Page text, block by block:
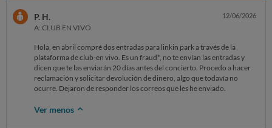
P. H.
A: CLUB EN VIVO
12/06/2026
Hola, en abril compré dos entradas para linkin park a través de la
plataforma de club-en vivo. Es un fraud*, no te envían las entradas y
dicen que te las enviarán 20 días antes del concierto. Procedo a hacer
reclamación y solicitar devolución de dinero, algo que todavía no
ocurre. Dejaron de responder los correos que les he enviado.
Ver menos